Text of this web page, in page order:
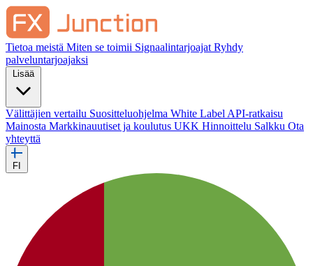
Tietoa meistä Miten se toimii Signaalintarjoajat Ryhdy
palveluntarjoajaksi
Lisää
Välittäjien vertailu Suositteluohjelma White Label API-ratkaisu
Mainosta Markkinauutiset ja koulutus UKK Hinnoittelu Salkku Ota
yhteyttä
FI